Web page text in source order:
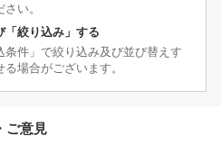
い。
「絞り込み」する
件」で絞り込み及び並び替えす
場合がございます。
ご意見